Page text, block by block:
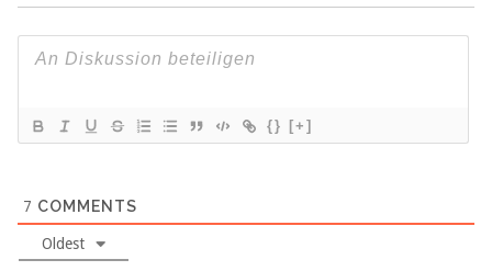
{} [+]
7 COMMENTS
Oldest